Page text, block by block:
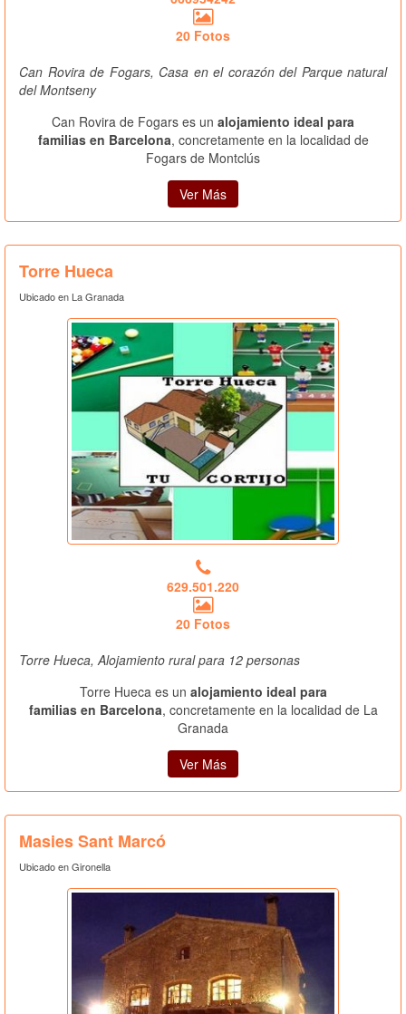
20 Fotos
Can Rovira de Fogars, Casa en el corazón del Parque natural
del Montseny
Can Rovira de Fogars es un alojamiento ideal para
familias en Barcelona, concretamente en la localidad de
Fogars de Montclús
Ver Más
Torre Hueca
Ubicado en La Granada
629.501.220
20 Fotos
Torre Hueca, Alojamiento rural para 12 personas
Torre Hueca es un alojamiento ideal para
familias en Barcelona, concretamente en la localidad de La
Granada
Ver Más
Masies Sant Marcó
Ubicado en Gironella